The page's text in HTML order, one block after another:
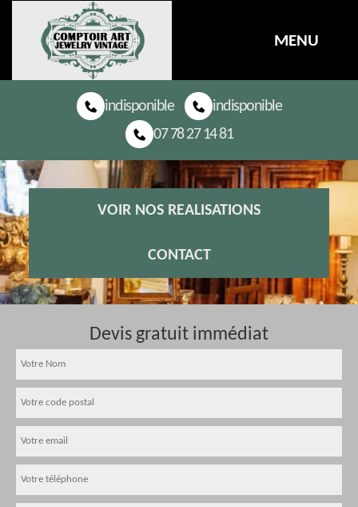
MENU
indisponible
indisponible
07 78 27 14 81
VOIR NOS REALISATIONS
CONTACT
Devis gratuit immédiat